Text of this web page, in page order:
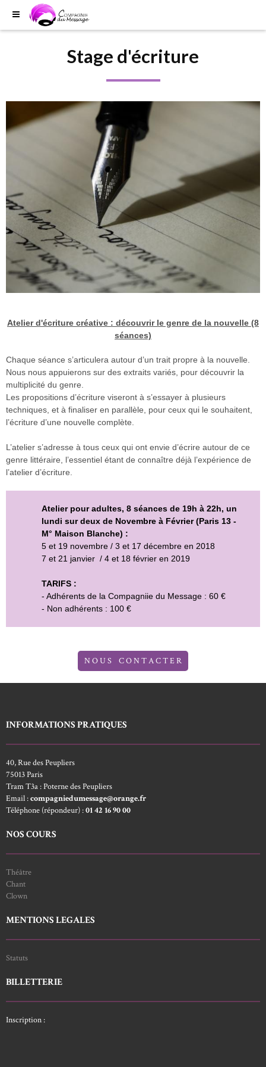
Stage d'écriture
Atelier d'écriture créative : découvrir le genre de la nouvelle (8
séances)
Chaque séance s’articulera autour d’un trait propre à la nouvelle.
Nous nous appuierons sur des extraits variés, pour découvrir la
multiplicité du genre.
Les propositions d’écriture viseront à s’essayer à plusieurs
techniques, et à finaliser en parallèle, pour ceux qui le souhaitent,
l’écriture d’une nouvelle complète.
L’atelier s’adresse à tous ceux qui ont envie d’écrire autour de ce
genre littéraire, l’essentiel étant de connaître déjà l’expérience de
l’atelier d’écriture.
Atelier pour adultes, 8 séances de 19h à 22h, un
lundi sur deux de Novembre à Février (Paris 13 -
M° Maison Blanche) :
5 et 19 novembre / 3 et 17 décembre en 2018
7 et 21 janvier / 4 et 18 février en 2019
TARIFS :
- Adhérents de la Compagniie du Message : 60 €
- Non adhérents : 100 €
N O U S C O N T A C T E R
INFORMATIONS PRATIQUES
40, Rue des Peupliers
75013 Paris
Tram T3a : Poterne des Peupliers
Email :compagniedumessage@orange.fr
Téléphone (répondeur) :01 42 16 90 00
NOS COURS
Théâtre
Chant
Clown
MENTIONS LEGALES
Statuts
BILLETTERIE
Inscription :